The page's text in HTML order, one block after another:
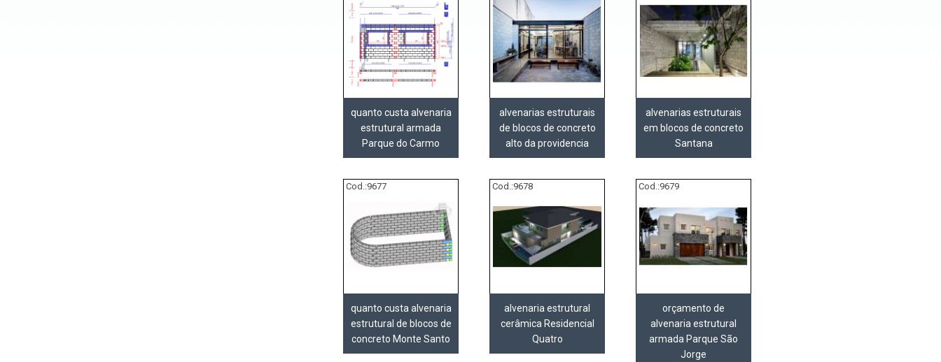
quanto custa alvenaria
estrutural armada
Parque do Carmo
alvenarias estruturais
de blocos de concreto
alto da providencia
alvenarias estruturais
em blocos de concreto
Santana
Cod.:9677
quanto custa alvenaria
estrutural de blocos de
concreto Monte Santo
Cod.:9678
alvenaria estrutural
cerâmica Residencial
Quatro
Cod.:9679
orçamento de
alvenaria estrutural
armada Parque São
Jorge